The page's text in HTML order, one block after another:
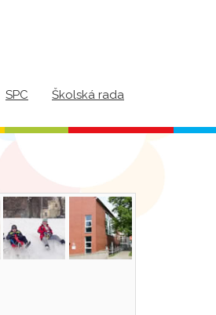
SPC Školská rada